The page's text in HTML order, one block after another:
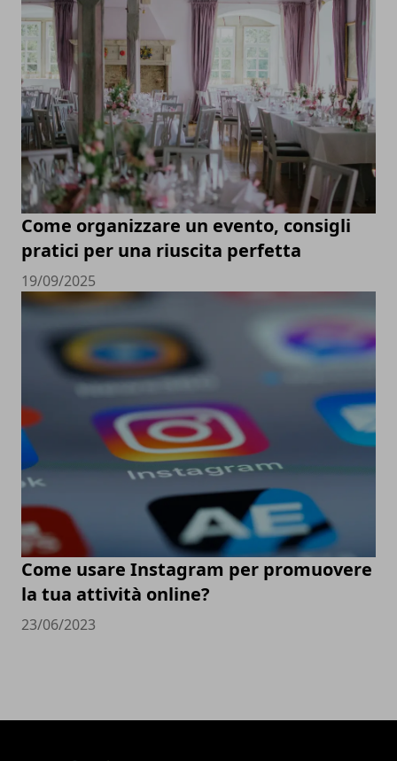
Come organizzare un evento, consigli
pratici per una riuscita perfetta
19/09/2025
Come usare Instagram per promuovere
la tua attività online?
23/06/2023